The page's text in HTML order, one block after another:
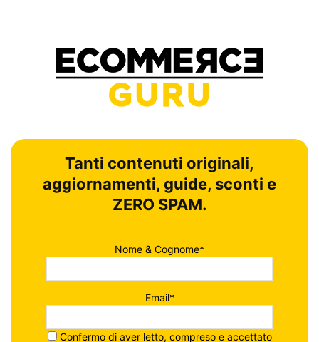
Tanti contenuti originali,
aggiornamenti, guide, sconti e
ZERO SPAM.
Nome & Cognome*
Email*
Confermo di aver letto, compreso e accettato